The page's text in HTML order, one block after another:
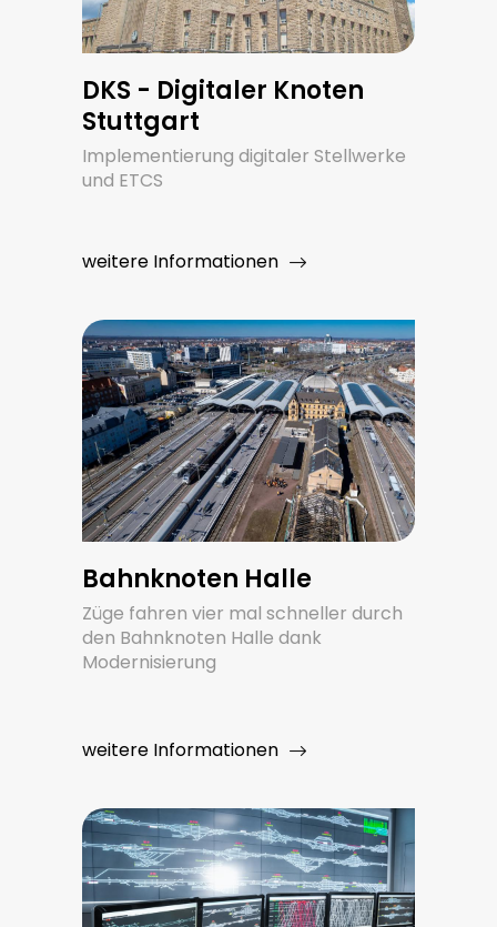
DKS - Digitaler Knoten
Stuttgart
Implementierung digitaler Stellwerke
und ETCS
weitere Informationen
Bahnknoten Halle
Züge fahren vier mal schneller durch
den Bahnknoten Halle dank
Modernisierung
weitere Informationen